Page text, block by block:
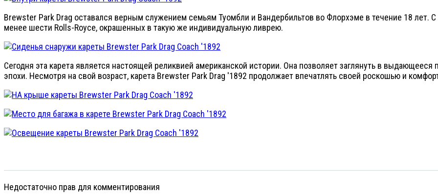
Brewster Park Drag оставался верным служением семьям Туомбли и Вандербильтов во Флорхэме в течение 18 лет.
менее шести Rolls-Royce, окрашенных в такую же индивидуальную ливрею.
Сегодня эта карета является настоящей реликвией американской истории. Она позволяет заглянуть в
эпохи. Несмотря на свой возраст, карета Brewster Park Drag '1892 продолжает впечатлять своей роскошью и
Недостаточно прав для комментирования